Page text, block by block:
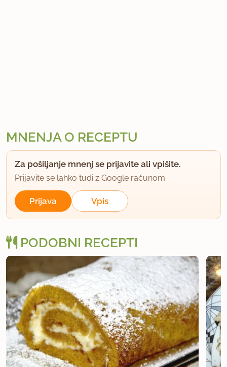
MNENJA O RECEPTU
Za pošiljanje mnenj se prijavite ali vpišite.
Prijavite se lahko tudi z Google računom.
Prijava Vpis
PODOBNI RECEPTI